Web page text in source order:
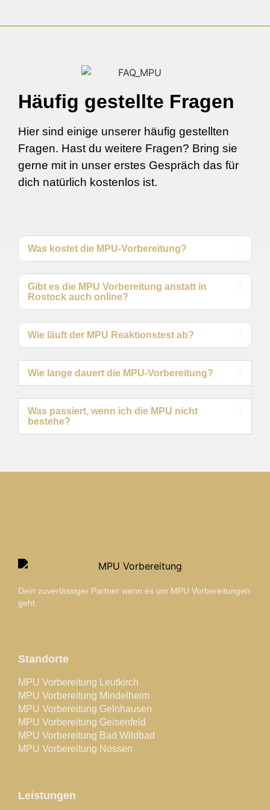
Häufig gestellte Fragen
Hier sind einige unserer häufig gestellten
Fragen. Hast du weitere Fragen? Bring sie
gerne mit in unser erstes Gespräch das für
dich natürlich kostenlos ist.
Was kostet die MPU-Vorbereitung?
Gibt es die MPU Vorbereitung anstatt in
Rostock auch online?
Wie läuft der MPU Reaktionstest ab?
Wie lange dauert die MPU-Vorbereitung?
Was passiert, wenn ich die MPU nicht
bestehe?
Dein zuverlässiger Partner wenn es um MPU Vorbereitungen
geht.
Standorte
MPU Vorbereitung Leutkirch
MPU Vorbereitung Mindelheim
MPU Vorbereitung Gelnhausen
MPU Vorbereitung Geisenfeld
MPU Vorbereitung Bad Wildbad
MPU Vorbereitung Nossen
Leistungen